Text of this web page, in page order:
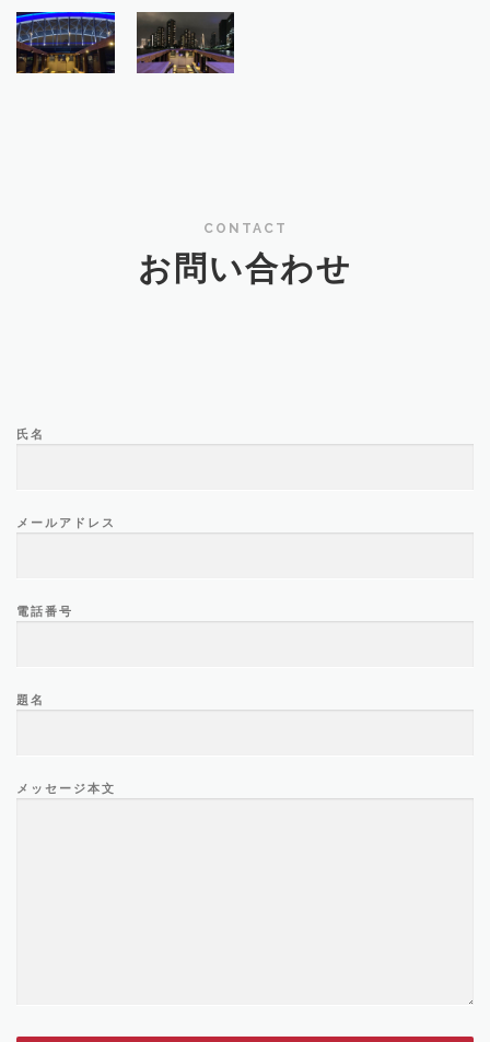
CONTACT
お問い合わせ
氏名
メールアドレス
電話番号
題名
メッセージ本文